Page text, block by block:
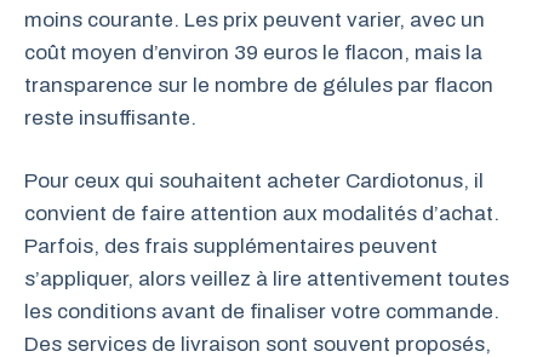
moins courante. Les prix peuvent varier, avec un
coût moyen d’environ 39 euros le flacon, mais la
transparence sur le nombre de gélules par flacon
reste insuffisante.
Pour ceux qui souhaitent acheter Cardiotonus, il
convient de faire attention aux modalités d’achat.
Parfois, des frais supplémentaires peuvent
s’appliquer, alors veillez à lire attentivement toutes
les conditions avant de finaliser votre commande.
Des services de livraison sont souvent proposés,